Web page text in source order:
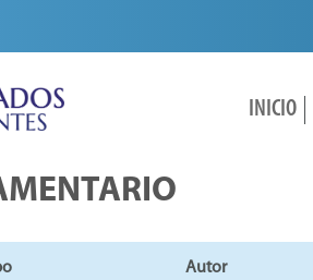
INICIO
Autor